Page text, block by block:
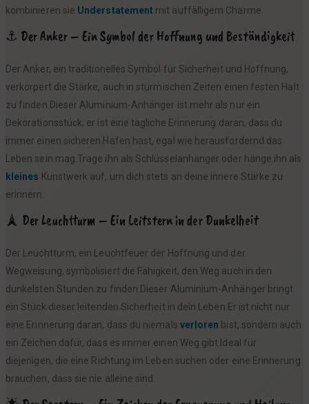
kombinieren sie Understatement mit auffälligem Charme.
⚓ Der Anker – Ein Symbol der Hoffnung und Beständigkeit
Der Anker, ein traditionelles Symbol für Sicherheit und Hoffnung,
verkörpert die Stärke, auch in stürmischen Zeiten einen festen Halt
zu finden.Dieser Aluminium-Anhänger ist mehr als nur ein
Dekorationsstück; er ist eine tägliche Erinnerung daran, dass du
immer einen sicheren Hafen hast, egal wie herausfordernd das
Leben sein mag.Trage ihn als Schlüsselanhänger oder hänge ihn als
kleines Kunstwerk auf, um dich stets an deine innere Stärke zu
erinnern.
🗼 Der Leuchtturm – Ein Leitstern in der Dunkelheit
Der Leuchtturm, ein Leuchtfeuer der Hoffnung und der
Wegweisung, symbolisiert die Fähigkeit, den Weg auch in den
dunkelsten Stunden zu finden.Dieser Aluminium-Anhänger bringt
ein Stück dieser leitenden Sicherheit in dein Leben.Er ist nicht nur
eine Erinnerung daran, dass du niemals verloren bist, sondern auch
ein Zeichen dafür, dass es immer einen Weg gibt.Ideal für
diejenigen, die eine Richtung im Leben suchen oder eine Erinnerung
brauchen, dass sie nie alleine sind.